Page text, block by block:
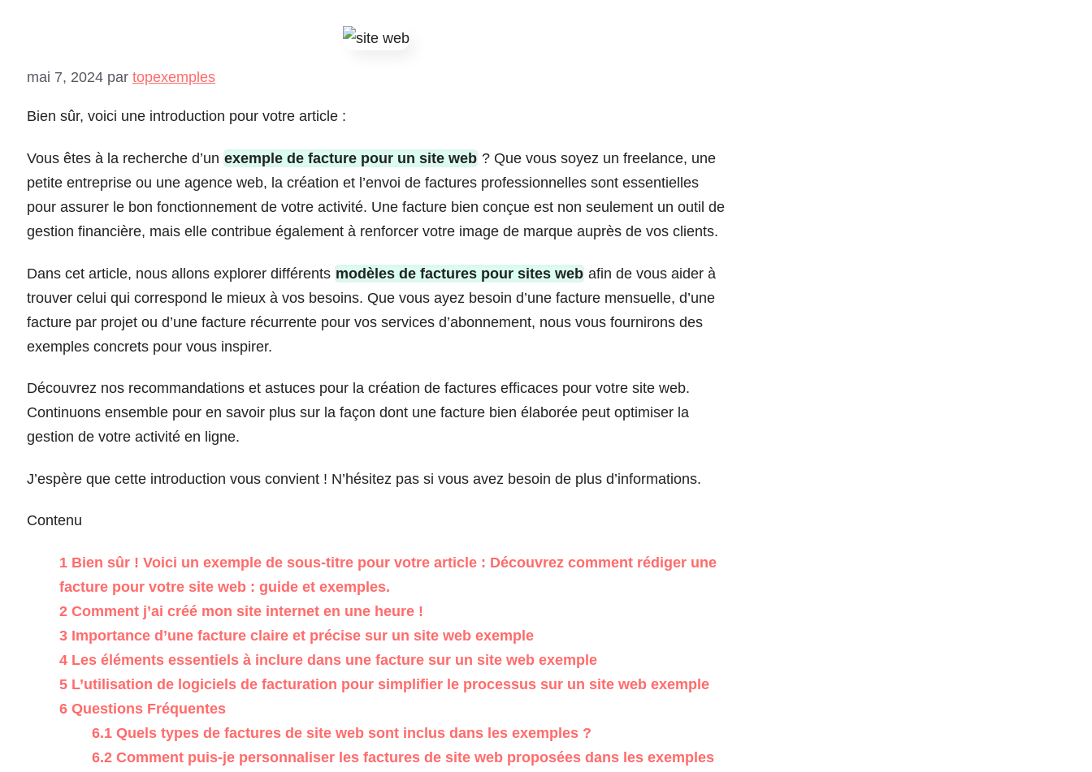
mai 7, 2024 par topexemples
Bien sûr, voici une introduction pour votre article :
Vous êtes à la recherche d’un exemple de facture pour un site web ? Que vous soyez un freelance, une
petite entreprise ou une agence web, la création et l’envoi de factures professionnelles sont essentielles
pour assurer le bon fonctionnement de votre activité. Une facture bien conçue est non seulement un outil de
gestion financière, mais elle contribue également à renforcer votre image de marque auprès de vos clients.
Dans cet article, nous allons explorer différents modèles de factures pour sites web afin de vous aider à
trouver celui qui correspond le mieux à vos besoins. Que vous ayez besoin d’une facture mensuelle, d’une
facture par projet ou d’une facture récurrente pour vos services d’abonnement, nous vous fournirons des
exemples concrets pour vous inspirer.
Découvrez nos recommandations et astuces pour la création de factures efficaces pour votre site web.
Continuons ensemble pour en savoir plus sur la façon dont une facture bien élaborée peut optimiser la
gestion de votre activité en ligne.
J’espère que cette introduction vous convient ! N’hésitez pas si vous avez besoin de plus d’informations.
Contenu
1 Bien sûr ! Voici un exemple de sous-titre pour votre article : Découvrez comment rédiger une
facture pour votre site web : guide et exemples.
2 Comment j’ai créé mon site internet en une heure !
3 Importance d’une facture claire et précise sur un site web exemple
4 Les éléments essentiels à inclure dans une facture sur un site web exemple
5 L’utilisation de logiciels de facturation pour simplifier le processus sur un site web exemple
6 Questions Fréquentes
6.1 Quels types de factures de site web sont inclus dans les exemples ?
6.2 Comment puis-je personnaliser les factures de site web proposées dans les exemples